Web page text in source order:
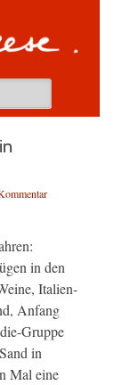
in den
Italien-
Anfang
Gruppe
in
Mal eine